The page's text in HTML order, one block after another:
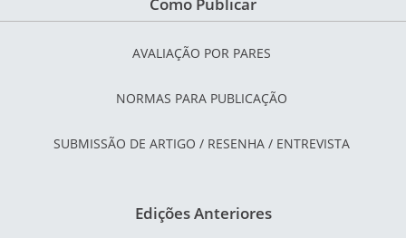
AVALIAÇÃO POR PARES
NORMAS PARA PUBLICAÇÃO
SUBMISSÃO DE ARTIGO / RESENHA / ENTREVISTA
Edições Anteriores